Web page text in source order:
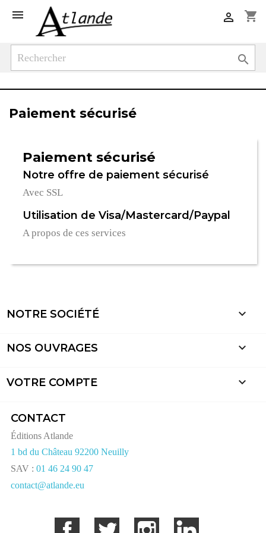
 shopping_cart


Paiement sécurisé
Paiement sécurisé
Notre offre de paiement sécurisé
Avec SSL
Utilisation de Visa/Mastercard/Paypal
A propos de ces services
NOTRE SOCIÉTÉ 
NOS OUVRAGES 
VOTRE COMPTE 
CONTACT
Éditions Atlande
1 bd du Château 92200 Neuilly
SAV : 01 46 24 90 47
contact@atlande.eu
Facebook Twitter Instagram